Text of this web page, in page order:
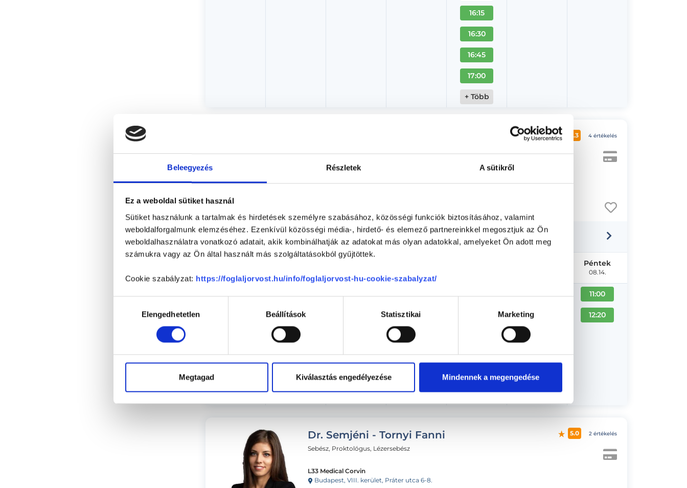
Beleegyezés Részletek A sütikről
Ez a weboldal sütiket használ
Sütiket használunk a tartalmak és hirdetések személyre szabásához, közösségi funkciók biztosításához, valamint
weboldalforgalmunk elemzéséhez. Ezenkívül közösségi média-, hirdető- és elemező partnereinkkel megosztjuk az Ön
weboldalhasználatra vonatkozó adatait, akik kombinálhatják az adatokat más olyan adatokkal, amelyeket Ön adott meg
számukra vagy az Ön által használt más szolgáltatásokból gyűjtöttek.
Cookie szabályzat: https://foglaljorvost.hu/info/foglaljorvost-hu-cookie-szabalyzat/
kiválasztásaElengedhetetlen Beállítások Statisztikai Marketing
Megtagad Kiválasztás engedélyezése Mindennek a megengedése
16:15
16:30
16:45
17:00
+ Több
Ars Medica Magánkórház
Budapest, V. kerület, Petőfi Sándor utca 3.
3.3 4 értékelés
Aug. 08. - Aug. 14.
11:00 11:00
12:20
11:00
12:20
Péntek
08.14.
11:00
12:20
Dr. Semjéni - Tornyi Fanni
Sebész, Proktológus, Lézersebész
L33 Medical Corvin
Budapest, VIII. kerület, Práter utca 6-8.
5.0 2 értékelés